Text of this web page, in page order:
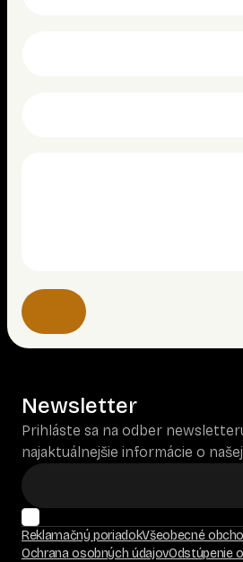
Newsletter
Prihláste sa na odber
najaktuálnejšie informácie o
Reklamačný poriadokVšeobecné
Ochrana osobných údajovOdstúpenie